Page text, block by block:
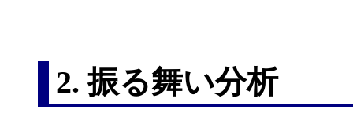
2. 振る舞い分析